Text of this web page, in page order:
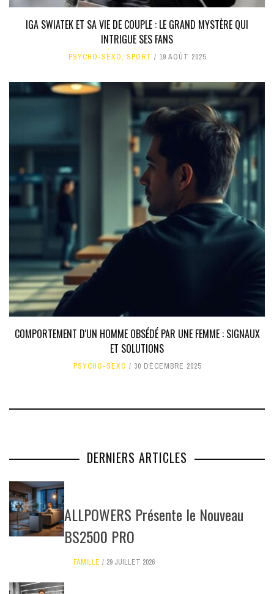
IGA SWIATEK ET SA VIE DE COUPLE : LE GRAND MYSTÈRE QUI
INTRIGUE SES FANS
PSYCHO-SEXO, SPORT 19 AOÛT 2025
COMPORTEMENT D'UN HOMME OBSÉDÉ PAR UNE FEMME : SIGNAUX
ET SOLUTIONS
PSYCHO-SEXO 30 DÉCEMBRE 2025
DERNIERS ARTICLES
ALLPOWERS Présente le Nouveau
BS2500 PRO
FAMILLE 29 JUILLET 2026